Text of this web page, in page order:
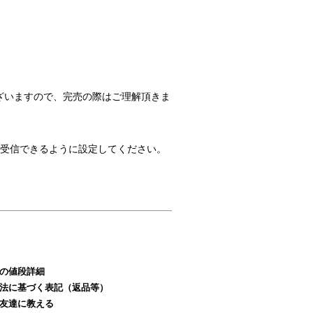
ますので、完売の際はご理解頂きま
できるように設定してください。
値段詳細
に基づく表記（返品等）
達に教える